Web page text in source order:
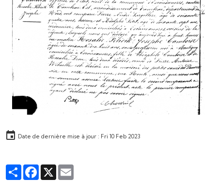
Date de dernière mise à jour : Fri 10 Feb 2023
PartagerFacebook
X